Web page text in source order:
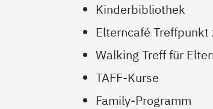
Kinderbibliothek
Elterncafé
Walking Treff für
TAFF-Kurse
Family-Programm